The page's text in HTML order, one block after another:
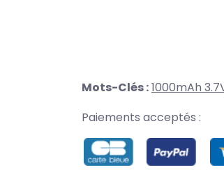
Mots-Clés :1000mAh
Paiements acceptés :